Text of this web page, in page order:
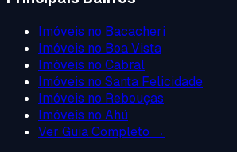
Imóveis no Bacacheri
Imóveis no Boa Vista
Imóveis no Cabral
Imóveis no Santa Felicidade
Imóveis no Rebouças
Imóveis no Ahú
Ver Guia Completo →